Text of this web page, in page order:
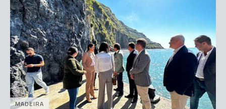
MADEIRA